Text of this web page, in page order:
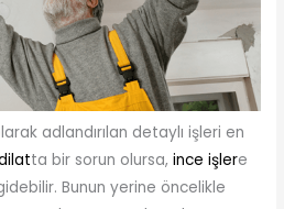
adlandırılan detaylı işleri en
ta bir sorun olursa, ince işlere
Bunun yerine öncelikle